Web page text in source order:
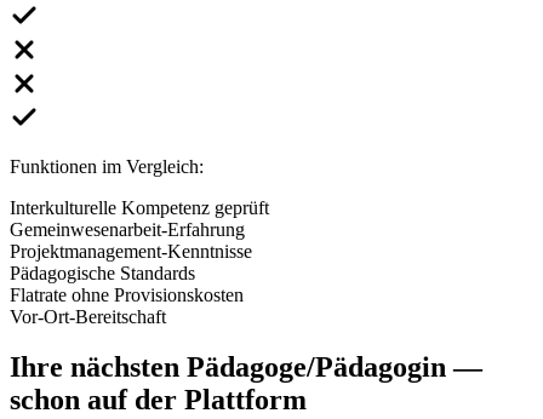
Funktionen im Vergleich:
Interkulturelle Kompetenz geprüft
Gemeinwesenarbeit-Erfahrung
Projektmanagement-Kenntnisse
Pädagogische Standards
Flatrate ohne Provisionskosten
Vor-Ort-Bereitschaft
Ihre nächsten Pädagoge/Pädagogin—
schon auf der Plattform